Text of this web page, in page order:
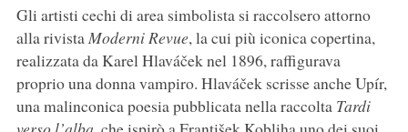
Gli artisti cechi di area simbolista si raccolsero attorno
alla rivistaModerni Revue, la cui più iconica copertina,
realizzata da Karel Hlaváček nel 1896, raffigurava
proprio una donna vampiro. Hlaváček scrisse anche Upír,
una malinconica poesia pubblicata nella raccolta Tardi